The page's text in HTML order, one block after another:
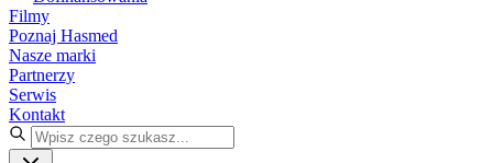
Filmy
Poznaj Hasmed
Nasze marki
Partnerzy
Serwis
Kontakt